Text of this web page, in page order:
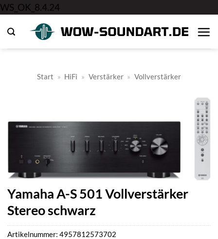
WS_OK_8.4.24
springen
Start » HiFi » Verstärker » Vollverstärker
Yamaha A-S 501 Vollverstärker
Stereo schwarz
Artikelnummer: 4957812573702